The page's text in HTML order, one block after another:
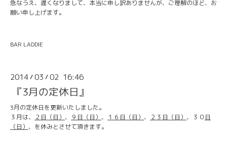
急なうえ、遅くなりまして、本当に申し訳ありませんが、ご理解のほど、お
願い申し上げます。
BAR LADDIE
2014/03 /02 16:46
『3月の定休日』
3月の定休日を更新いたしました。
３月は、
２ 日（日） 、 ９ 日（日） 、 １６ 日（日） 、 ２３ 日（日） 、３０ 日
（日） 、を休みとさせて頂きます。